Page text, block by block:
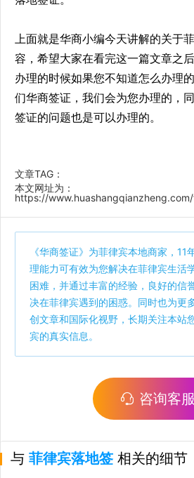
上面就是华商小编今天讲解的关于
容，希望大家在看完这一篇文章之
办理的时候如果您不知道怎么办理
们华商签证，我们会为您办理的，
签证的问题也是可以办理的。
文章TAG：
本文网址为：
https://
《华商签证》为菲律宾本地商家，11
理能力可有效为您解决在菲律宾生活
困难，并通过丰富的经验，良好的信
决在菲律宾遇到的困惑。同时也为更
创文章和国际化视野，长期关注本站
宾的真实信息。
咨询客服
与 菲律宾落地签 相关的细节